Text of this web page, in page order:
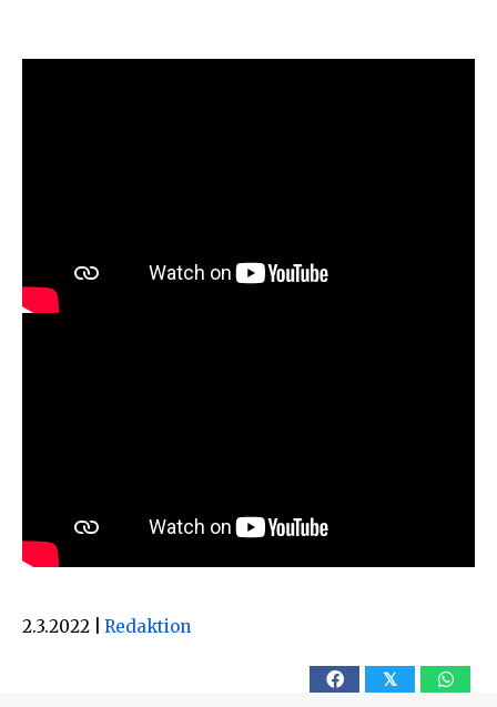
2.3.2022 Redaktion
𝕏